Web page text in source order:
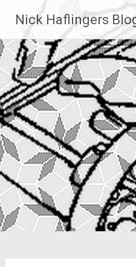
Inhalt
springen
Nick Haflingers